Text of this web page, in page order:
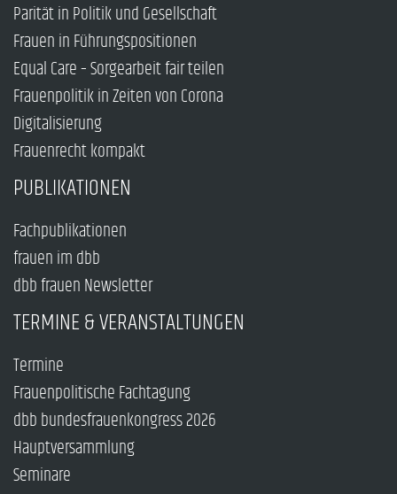
Parität in Politik und Gesellschaft
Frauen in Führungspositionen
Equal Care – Sorgearbeit fair teilen
Frauenpolitik in Zeiten von Corona
Digitalisierung
Frauenrecht kompakt
PUBLIKATIONEN
Fachpublikationen
frauen im dbb
dbb frauen Newsletter
TERMINE & VERANSTALTUNGEN
Termine
Frauenpolitische Fachtagung
dbb bundesfrauenkongress 2026
Hauptversammlung
Seminare